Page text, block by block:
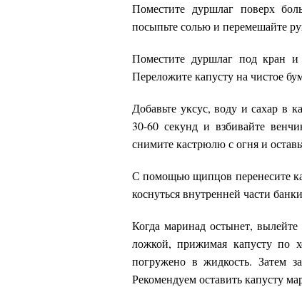
Поместите дуршлаг поверх
посыпьте солью и перемешайте
Поместите дуршлаг под кран и
Переложите капусту на чистое
Добавьте уксус, воду и сахар в
30-60 секунд и взбивайте
снимите кастрюлю с огня и
С помощью щипцов перенесите
коснуться внутренней части
Когда маринад остынет,
ложкой, прижимая капусту по
погружено в жидкость. Затем
Рекомендуем оставить капусту